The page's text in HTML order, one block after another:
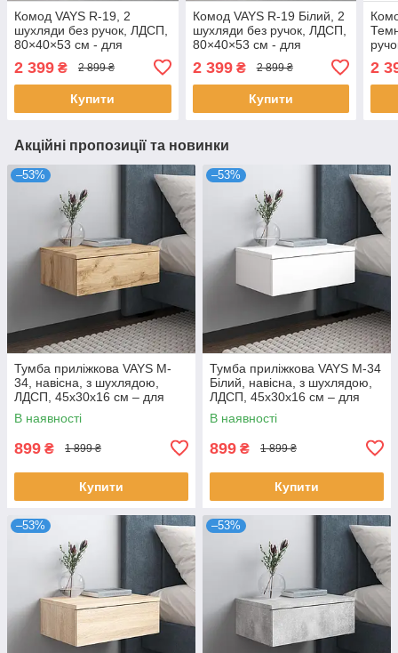
Комод VAYS R-19, 2
шухляди без ручок, ЛДСП,
80×40×53 см - для
вітальні
2 399 ₴ 2 899 ₴
Купити
Комод VAYS R-19 Білий, 2
шухляди без ручок, ЛДСП,
80×40×53 см - для
вітальні
2 399₴ 2 899 ₴
Купити
2
Акційні пропозиції та новинки
–53%
Тумба приліжкова VAYS M-
34, навісна, з шухлядою,
ЛДСП, 45х30х16 см – для
спальні
В наявності
899 ₴ 1 899 ₴
Купити
–53%
Тумба приліжкова VAYS M-34
Білий, навісна, з шухлядою,
ЛДСП, 45х30х16 см – для
спальні
В наявності
899 ₴ 1 899 ₴
Купити
–53% –53%